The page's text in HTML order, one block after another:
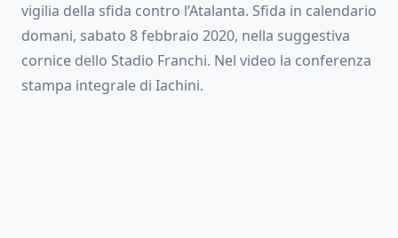
vigilia della sfida contro l’Atalanta. Sfida in calendario
domani, sabato 8 febbraio 2020, nella suggestiva
cornice dello Stadio Franchi. Nel video la conferenza
stampa integrale di Iachini.